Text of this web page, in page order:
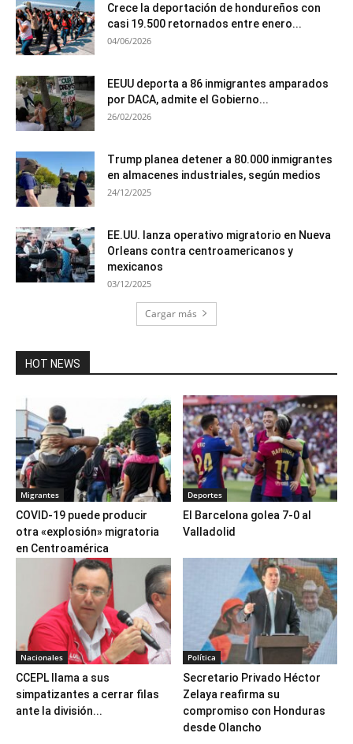
Crece la deportación de hondureños con
casi 19.500 retornados entre enero...
04/06/2026
EEUU deporta a 86 inmigrantes amparados
por DACA, admite el Gobierno...
26/02/2026
Trump planea detener a 80.000 inmigrantes
en almacenes industriales, según medios
24/12/2025
EE.UU. lanza operativo migratorio en Nueva
Orleans contra centroamericanos y
mexicanos
03/12/2025
Cargar más
HOT NEWS
Migrantes
COVID-19 puede producir
otra «explosión» migratoria
en Centroamérica
Deportes
El Barcelona golea 7-0 al
Valladolid
Nacionales
CCEPL llama a sus
simpatizantes a cerrar filas
ante la división...
Política
Secretario Privado Héctor
Zelaya reafirma su
compromiso con Honduras
desde Olancho